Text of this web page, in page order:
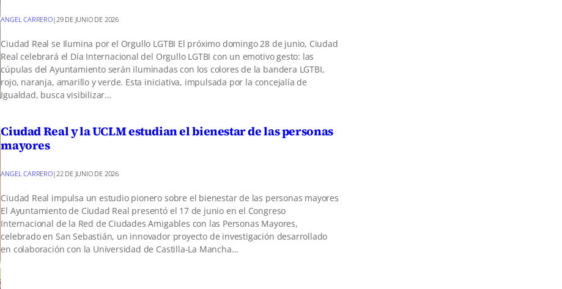
ANGEL CARRERO|29 DE JUNIO DE 2026
Ciudad Real se Ilumina por el Orgullo LGTBI El próximo domingo 28 de junio, Ciudad
Real celebrará el Día Internacional del Orgullo LGTBI con un emotivo gesto: las
cúpulas del Ayuntamiento serán iluminadas con los colores de la bandera LGTBI,
rojo, naranja, amarillo y verde. Esta iniciativa, impulsada por la concejalía de
Igualdad, busca visibilizar…
Ciudad Real y la UCLM estudian el bienestar de las personas
mayores
ANGEL CARRERO| 22 DE JUNIO DE 2026
Ciudad Real impulsa un estudio pionero sobre el bienestar de las personas mayores
El Ayuntamiento de Ciudad Real presentó el 17 de junio en el Congreso
Internacional de la Red de Ciudades Amigables con las Personas Mayores,
celebrado en San Sebastián, un innovador proyecto de investigación desarrollado
en colaboración con la Universidad de Castilla-La Mancha…